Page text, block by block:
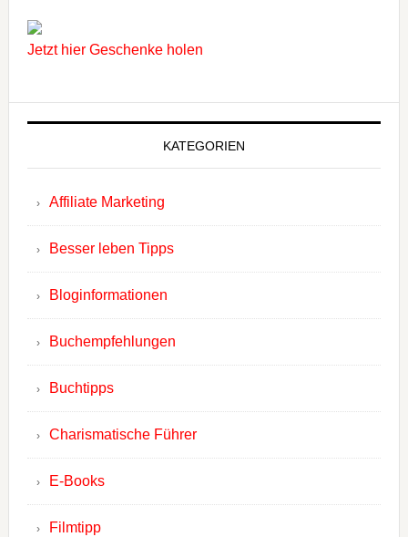
Jetzt hier Geschenke holen
KATEGORIEN
Affiliate Marketing
Besser leben Tipps
Bloginformationen
Buchempfehlungen
Buchtipps
Charismatische Führer
E-Books
Filmtipp